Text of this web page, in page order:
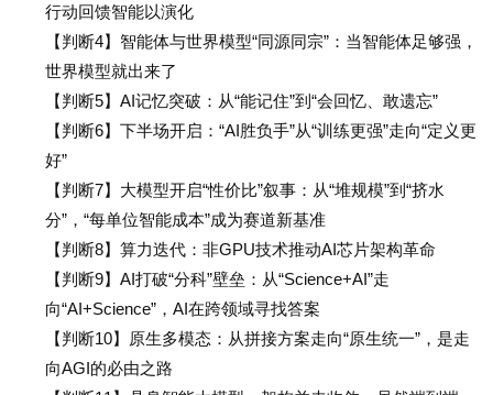
行动回馈智能以演化
【判断4】智能体与世界模型“同源同宗”：当智能体足够强，
世界模型就出来了
【判断5】AI记忆突破：从“能记住”到“会回忆、敢遗忘”
【判断6】下半场开启：“AI胜负手”从“训练更强”走向“定义更
好”
【判断7】大模型开启“性价比”叙事：从“堆规模”到“挤水
分”，“每单位智能成本”成为赛道新基准
【判断8】算力迭代：非GPU技术推动AI芯片架构革命
【判断9】AI打破“分科”壁垒：从“Science+AI”走
向“AI+Science”，AI在跨领域寻找答案
【判断10】原生多模态：从拼接方案走向“原生统一”，是走
向AGI的必由之路